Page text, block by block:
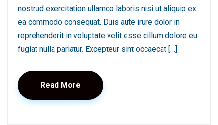
nostrud exercitation ullamco laboris nisi ut aliquip ex
ea commodo consequat. Duis aute irure dolor in
reprehenderit in voluptate velit esse cillum dolore eu
fugiat nulla pariatur. Excepteur sint occaecat […]
Read More